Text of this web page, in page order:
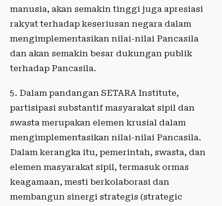
manusia, akan semakin tinggi juga apresiasi
rakyat terhadap keseriusan negara dalam
mengimplementasikan nilai-nilai Pancasila
dan akan semakin besar dukungan publik
terhadap Pancasila.
5. Dalam pandangan SETARA Institute,
partisipasi substantif masyarakat sipil dan
swasta merupakan elemen krusial dalam
mengimplementasikan nilai-nilai Pancasila.
Dalam kerangka itu, pemerintah, swasta, dan
elemen masyarakat sipil, termasuk ormas
keagamaan, mesti berkolaborasi dan
membangun sinergi strategis (strategic